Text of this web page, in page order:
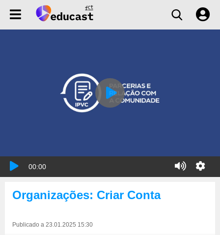
00:00
Organizações: Criar Conta
Publicado a 23.01.2025 15:30